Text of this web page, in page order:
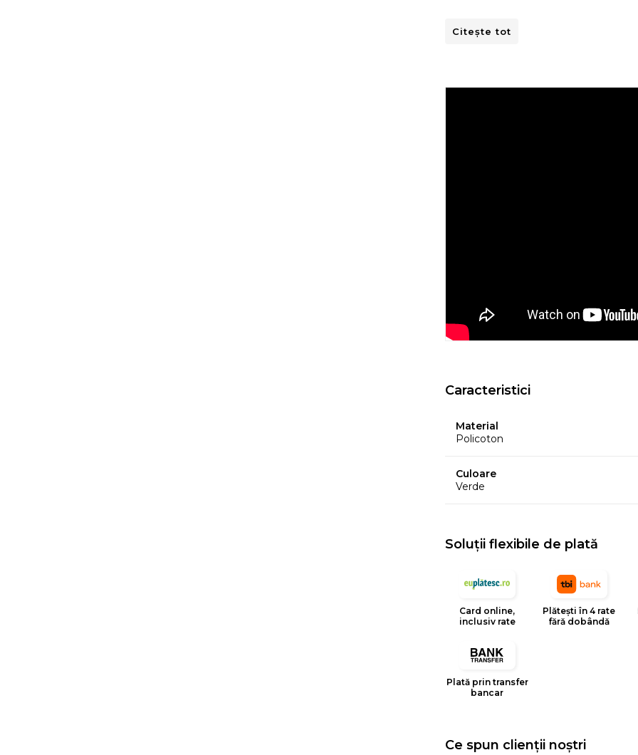
Instructiuni de spalare:
este un brand spaniol de
huselor pentru mobilier. Creativitatea,
Citește tot
Caracteristici
Material
Policoton
Culoare
Verde
Soluții flexibile de plată
Card online,
inclusiv rate
Plătești în 4 rate
fără dobândă
Plată prin transfer
bancar
Ce spun clienții noștri